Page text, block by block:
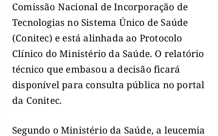
Comissão Nacional de Incorporação de
Tecnologias no Sistema Único de Saúde
(Conitec) e está alinhada ao Protocolo
Clínico do Ministério da Saúde. O relatório
técnico que embasou a decisão ficará
disponível para consulta pública no portal
da Conitec.
Segundo o Ministério da Saúde, a leucemia